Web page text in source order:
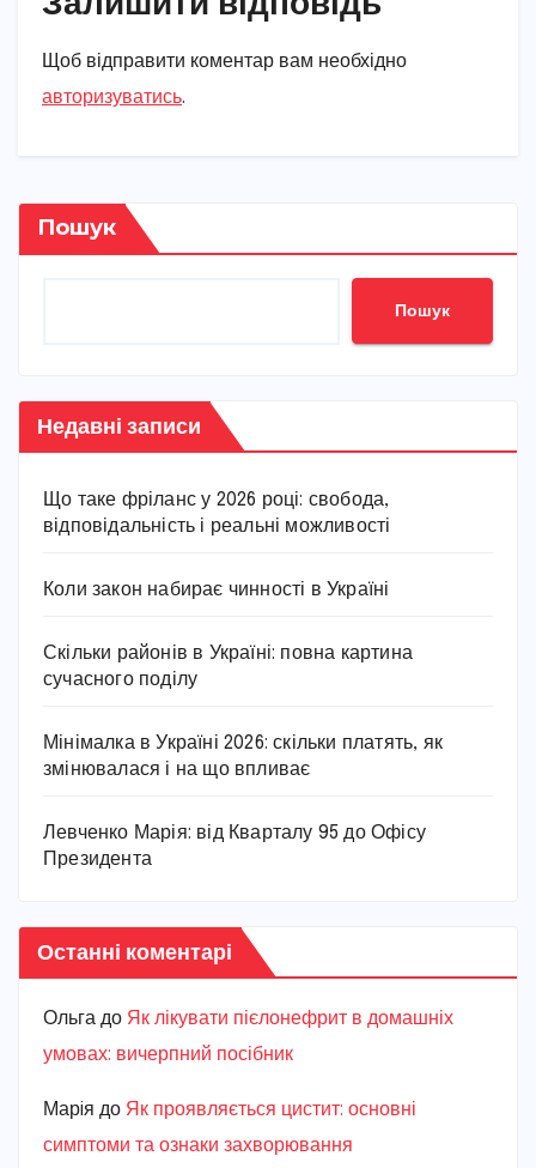
Щоб відправити коментар вам необхідно
авторизуватись.
Пошук
Пошук
Недавні записи
Що таке фріланс у 2026 році: свобода,
відповідальність і реальні можливості
Коли закон набирає чинності в Україні
Скільки районів в Україні: повна картина
сучасного поділу
Мінімалка в Україні 2026: скільки платять, як
змінювалася і на що впливає
Левченко Марія: від Кварталу 95 до Офісу
Президента
Останні коментарі
Ольга до Як лікувати пієлонефрит в домашніх
умовах: вичерпний посібник
Марiя до Як проявляється цистит: основні
симптоми та ознаки захворювання